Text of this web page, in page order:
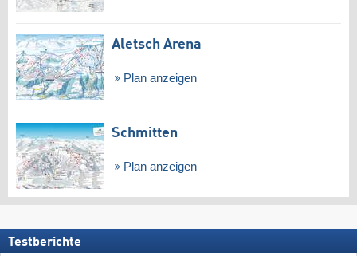
Aletsch Arena
Plan anzeigen
Schmitten
Plan anzeigen
Testberichte